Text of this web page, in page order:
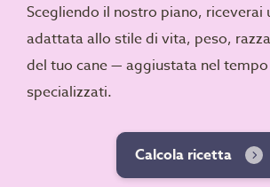
Scegliendo il nostro piano, riceverai
adattata allo stile di vita, peso,
del tuo cane — aggiustata nel
specializzati.
Calcola ricetta